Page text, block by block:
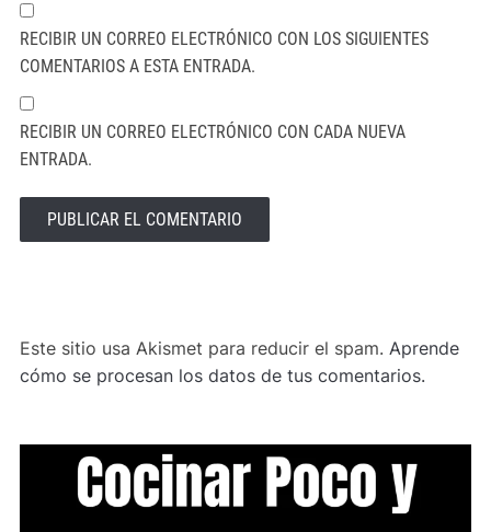
RECIBIR UN CORREO ELECTRÓNICO CON LOS SIGUIENTES
COMENTARIOS A ESTA ENTRADA.
RECIBIR UN CORREO ELECTRÓNICO CON CADA NUEVA
ENTRADA.
Este sitio usa Akismet para reducir el spam. Aprende
cómo se procesan los datos de tus comentarios.